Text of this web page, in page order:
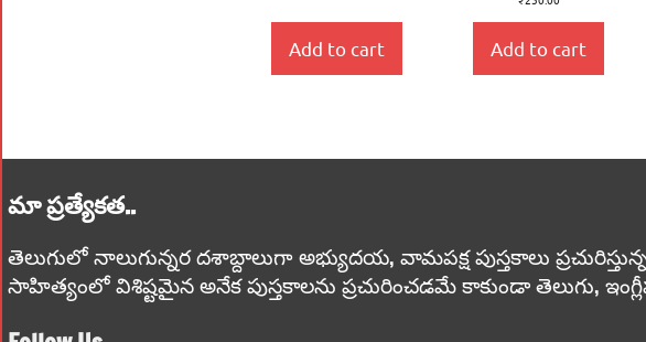
Add to cart Add to cart
మా ప్రత్యేకత..
తెలుగులో నాలుగున్నర దశాబ్దాలుగా అభ్యుదయ, వామపక్ష పుస్తకాలు
సాహిత్యంలో విశిష్టమైన అనేక పుస్తకాలను ప్రచురించడమే కాకుండా తెలుగు,